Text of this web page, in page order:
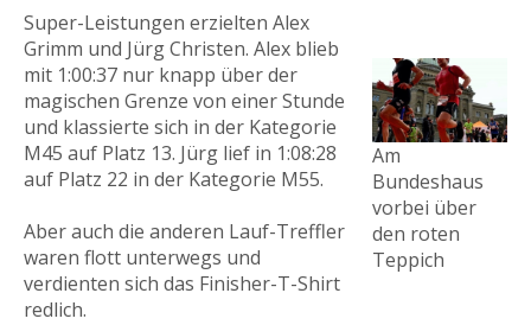
Super-Leistungen erzielten Alex
Grimm und Jürg Christen. Alex blieb
mit 1:00:37 nur knapp über der
magischen Grenze von einer Stunde
und klassierte sich in der Kategorie
M45 auf Platz 13. Jürg lief in 1:08:28
auf Platz 22 in der Kategorie M55.
Aber auch die anderen Lauf-Treffler
waren flott unterwegs und
verdienten sich das Finisher-T-Shirt
redlich.
Am
Bundeshaus
vorbei über
den roten
Teppich